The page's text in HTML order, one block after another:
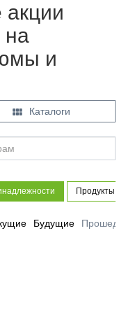
на
и
 Каталоги
Продукты
Будущие